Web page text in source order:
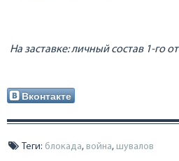
На заставке: личный состав 1-го
Вконтакте
Теги: блокада, война, шувалов